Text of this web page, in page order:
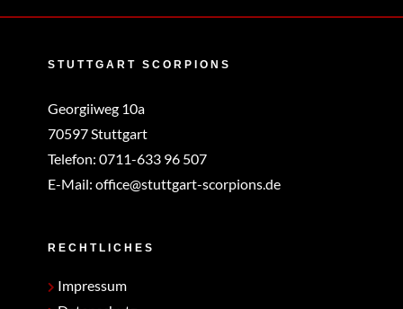
STUTTGART SCORPIONS
Georgiiweg 10a
70597 Stuttgart
Telefon: 0711-633 96 507
E-Mail: office@stuttgart-scorpions.de
RECHTLICHES
Impressum